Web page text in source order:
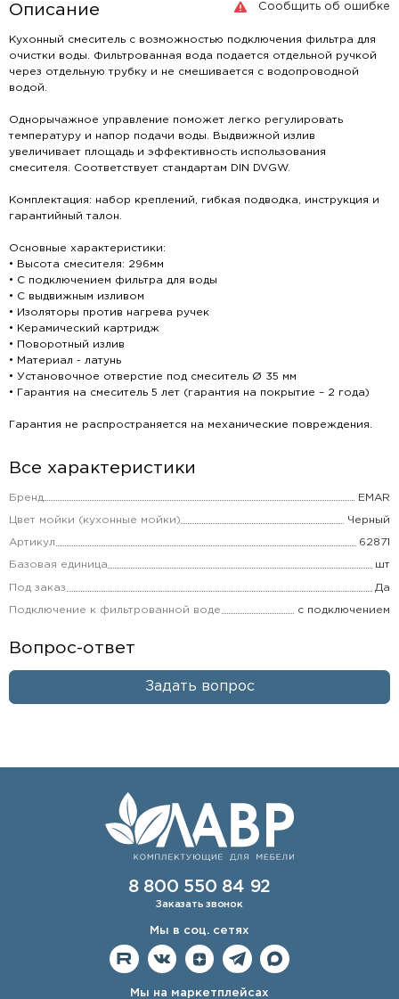
Сообщить об ошибке
Описание
Кухонный смеситель с возможностью подключения фильтра для
очистки воды. Фильтрованная вода подается отдельной ручкой
через отдельную трубку и не смешивается с водопроводной
водой.
Однорычажное управление поможет легко регулировать
температуру и напор подачи воды. Выдвижной излив
увеличивает площадь и эффективность использования
смесителя. Соответствует стандартам DIN DVGW.
Комплектация: набор креплений, гибкая подводка, инструкция и
гарантийный талон.
Основные характеристики:
• Высота смесителя: 296мм
• С подключением фильтра для воды
• С выдвижным изливом
• Изоляторы против нагрева ручек
• Керамический картридж
• Поворотный излив
• Материал - латунь
• Установочное отверстие под смеситель Ø 35 мм
• Гарантия на смеситель 5 лет (гарантия на покрытие – 2 года)
Гарантия не распространяется на механические повреждения.
Все характеристики
Бренд EMAR
Цвет мойки (кухонные мойки) Черный
Артикул 62871
Базовая единица шт
Под заказ Да
Подключение к фильтрованной воде с подключением
Вопрос-ответ
Задать вопрос
8 800 550 84 92
Заказать звонок
Мы в соц. сетях
Мы на маркетплейсах